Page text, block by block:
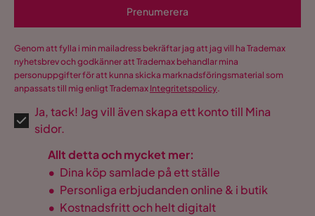
Prenumerera
Genom att fylla i min mailadress bekräftar jag att jag vill ha Trademax
nyhetsbrev och godkänner att Trademax behandlar mina
personuppgifter för att kunna skicka marknadsföringsmaterial som
anpassats till mig enligt Trademax Integritetspolicy.
Ja, tack! Jag vill även skapa ett konto till Mina
sidor.
Allt detta och mycket mer:
• Dina köp samlade på ett ställe
• Personliga erbjudanden online & i butik
• Kostnadsfritt och helt digitalt